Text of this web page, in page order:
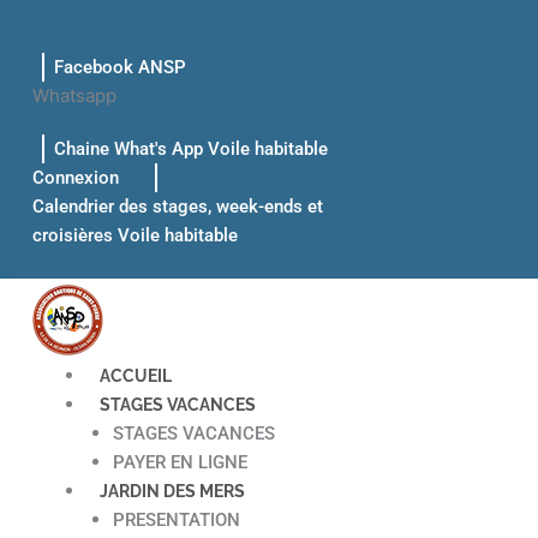
contenuFacebook ANSP
Whatsapp
Chaine What's App Voile habitable
Connexion
Calendrier des stages, week-ends et
croisières Voile habitable
ACCUEIL
STAGES VACANCES
STAGES VACANCES
PAYER EN LIGNE
JARDIN DES MERS
PRESENTATION